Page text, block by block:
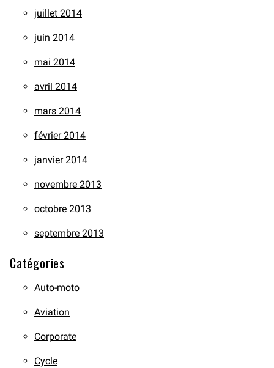
juillet 2014
juin 2014
mai 2014
avril 2014
mars 2014
février 2014
janvier 2014
novembre 2013
octobre 2013
septembre 2013
Catégories
Auto-moto
Aviation
Corporate
Cycle